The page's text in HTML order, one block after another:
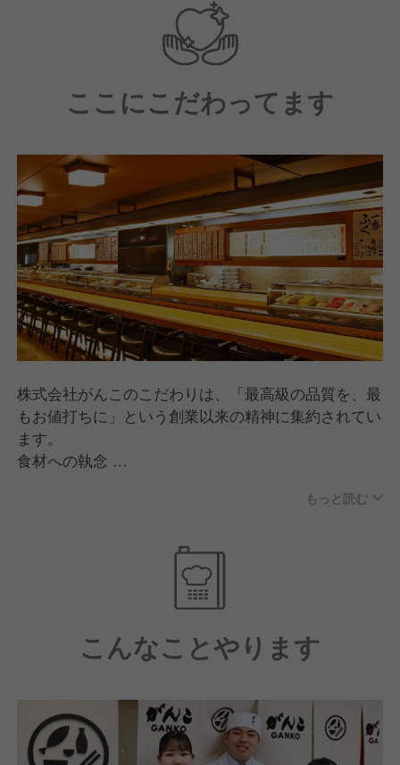
人と接するのが好きな人：マニュアルを超えた「おも
てなし」を重視するため、お客様の喜びを自分の活力
安定して長く働きたい人：飲食業界では珍しい手厚い
福利厚生（寮や家族支援）に魅力を感じ、腰を据えて
ここにこだわってます
株式会社がんこのこだわりは、「最高級の品質を、最
もお値打ちに」という創業以来の精神に集約されてい
ます。
食材への執念
腐、米など厳選した素材を自社工場で加工。中間コス
「お屋敷」という文化再生
歴史的価値のある邸宅を買い取り、庭園と共に保存・
再生。高級な空間で手頃な料理を楽しめる「お屋敷レ
ストラン」は、同社独自の文化貢献です。
伝統×革新の調理
DXを導入。誰が作っても「がんこの味」を守れる科
学的な仕組みづくりにこだわっています。
もっと読む
こんなことやります